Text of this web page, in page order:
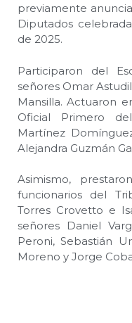
previamente
Diputados
de 2025.
Participaron del
señores Omar
Mansilla. Actuaron
Oficial Primero
Martínez
Alejandra Guzmán
Asimismo,
funcionarios del
Torres Crovetto e
señores Daniel
Peroni, Sebastián
Moreno y Jorge